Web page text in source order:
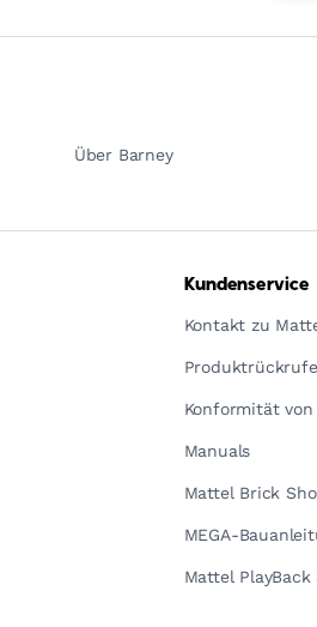
Über Barney
Kundenservice
Kontakt zu
Konformität von
Manuals
Mattel Brick
MEGA-
Mattel PlayBack